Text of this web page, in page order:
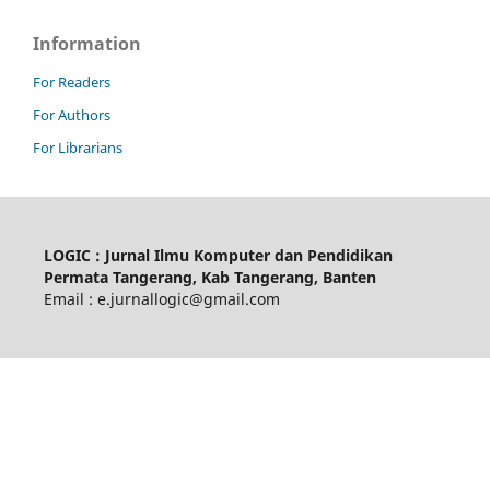
Information
For Readers
For Authors
For Librarians
LOGIC : Jurnal Ilmu Komputer dan Pendidikan
Permata Tangerang, Kab Tangerang, Banten
Email : e.jurnallogic@gmail.com